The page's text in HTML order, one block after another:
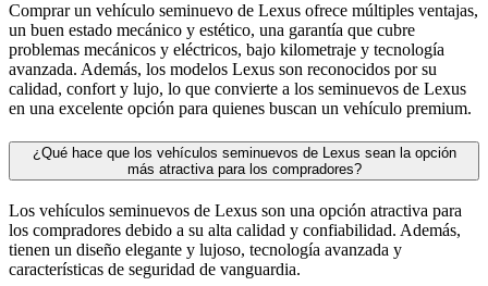
Comprar un vehículo seminuevo de Lexus ofrece múltiples ventajas,
un buen estado mecánico y estético, una garantía que cubre
problemas mecánicos y eléctricos, bajo kilometraje y tecnología
avanzada. Además, los modelos Lexus son reconocidos por su
calidad, confort y lujo, lo que convierte a los seminuevos de Lexus
en una excelente opción para quienes buscan un vehículo premium.
¿Qué hace que los vehículos seminuevos de Lexus sean la opción
más atractiva para los compradores?
Los vehículos seminuevos de Lexus son una opción atractiva para
los compradores debido a su alta calidad y confiabilidad. Además,
tienen un diseño elegante y lujoso, tecnología avanzada y
características de seguridad de vanguardia.